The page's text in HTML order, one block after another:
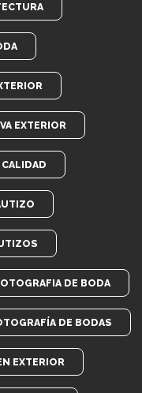
EXTERIOR
DE BODA
DE BODAS
EXTERIOR